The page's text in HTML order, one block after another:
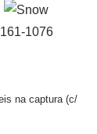
161-1076
na captura (c/